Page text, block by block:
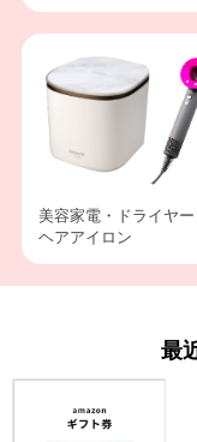
美容家電・ドライヤー
ヘアアイロン
最